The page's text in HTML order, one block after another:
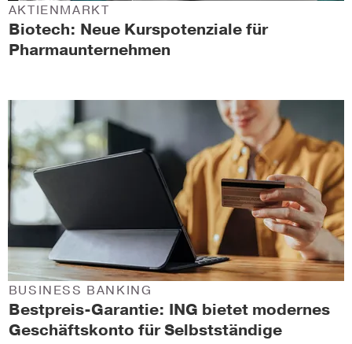
Biotech: Neue Kurspotenziale für
Pharmaunternehmen
AKTIENMARKT
Bestpreis-Garantie: ING bietet modernes
Geschäftskonto für Selbstständige
BUSINESS BANKING